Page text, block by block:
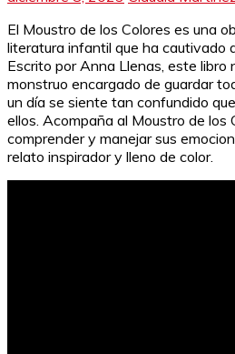
El Moustro de los Colores es una
literatura infantil que ha cautivado
Escrito por Anna Llenas, este libro
monstruo encargado de guardar
un día se siente tan confundido
ellos. Acompaña al Moustro de los
comprender y manejar sus
relato inspirador y lleno de color.